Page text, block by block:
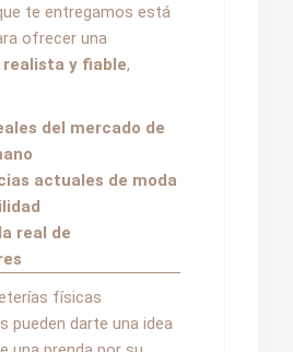
te entregamos está
ofrecer una
y fiable,
del mercado de
actuales de moda
real de
físicas
pueden darte una idea